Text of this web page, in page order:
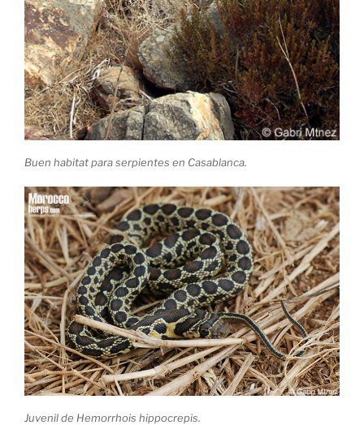
Buen habitat para serpientes en Casablanca.
Juvenil de Hemorrhois hippocrepis.